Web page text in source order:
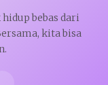
bebas dari
kita bisa